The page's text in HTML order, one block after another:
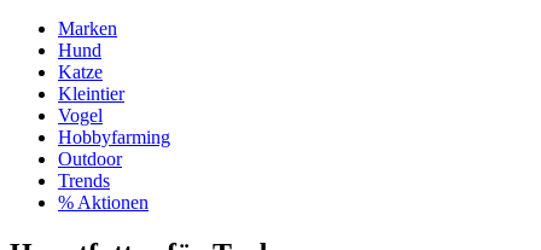
Marken
Hund
Katze
Kleintier
Vogel
Hobbyfarming
Outdoor
Trends
% Aktionen